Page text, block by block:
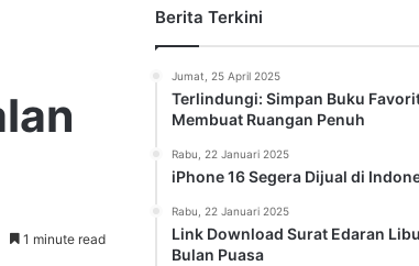
1 minute read
Berita Terkini
Jumat, 25 April 2025
Terlindungi: Simpan Buku
Membuat Ruangan Penuh
Rabu, 22 Januari 2025
iPhone 16 Segera Dijual di
Rabu, 22 Januari 2025
Link Download Surat Edaran
Bulan Puasa